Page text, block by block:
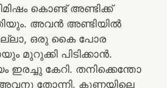
നിമിഷം കൊണ്ട് അണ്ടിക്ക്
അവൻ അണ്ടിയിൽ
ഇല്ലാ, ഒരു കൈ പോര
മുറുക്കി പിടിക്കാൻ.
ഇരച്ചു കേറി. തനിക്കെന്തോ
തോന്നി. കുണ്ണയിലെ